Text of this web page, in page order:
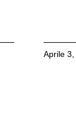
Aprile